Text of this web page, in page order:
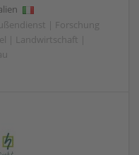
| Forschung
| Landwirtschaft |